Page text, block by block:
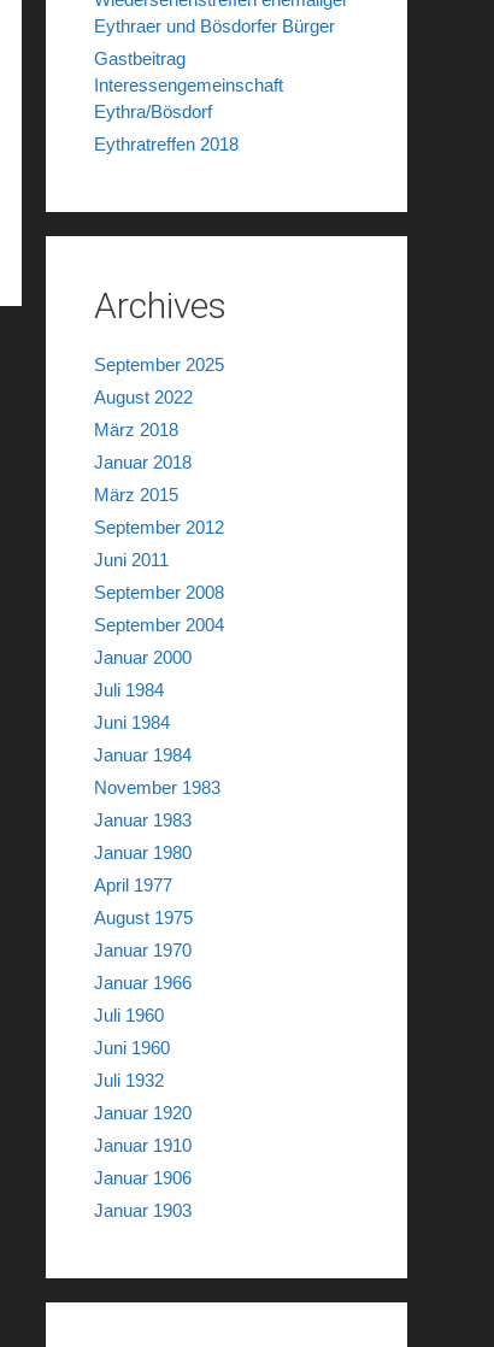
Eythraer und Bösdorfer Bürger
Gastbeitrag
Interessengemeinschaft
Eythra/Bösdorf
Eythratreffen 2018
Archives
September 2025
August 2022
März 2018
Januar 2018
März 2015
September 2012
Juni 2011
September 2008
September 2004
Januar 2000
Juli 1984
Juni 1984
Januar 1984
November 1983
Januar 1983
Januar 1980
April 1977
August 1975
Januar 1970
Januar 1966
Juli 1960
Juni 1960
Juli 1932
Januar 1920
Januar 1910
Januar 1906
Januar 1903